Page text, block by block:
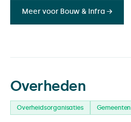
Meer voor Bouw & Infra →
Overheden
Overheidsorganisaties Gemeenten